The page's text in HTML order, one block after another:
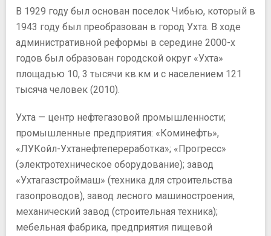
В 1929 году был основан поселок Чибью, который в
1943 году был преобразован в город Ухта. В ходе
административной реформы в середине 2000-х
годов был образован городской округ «Ухта»
площадью 10, 3 тысячи кв.км и с населением 121
тысяча человек (2010).
Ухта — центр нефтегазовой промышленности;
промышленные предприятия: «Коминефть»,
«ЛУКойл-Ухтанефтепереработка»; «Прогресс»
(электротехническое оборудование); завод
«Ухтагазстроймаш» (техника для строительства
газопроводов), завод лесного машиностроения,
механический завод (строительная техника);
мебельная фабрика, предприятия пищевой